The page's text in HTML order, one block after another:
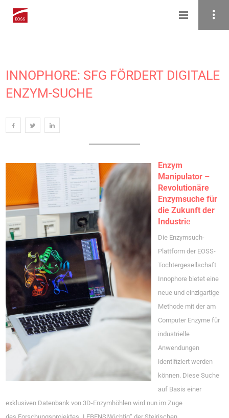
INNOPHORE: SFG FÖRDERT DIGITALE
ENZYM-SUCHE
Enzym
Manipulator –
Revolutionäre
Enzymsuche für
die Zukunft der
Industrie
Die Enzymsuch-
Plattform der EOSS-
Tochtergesellschaft
Innophore bietet eine
neue und einzigartige
Methode mit der am
Computer Enzyme für
industrielle
Anwendungen
identifiziert werden
können. Diese Suche
auf Basis einer
exklusiven Datenbank von 3D-Enzymhöhlen wird nun im Zuge